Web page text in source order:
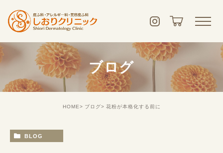
ブログ
HOME ブログ 花粉が本格化する前に
BLOG